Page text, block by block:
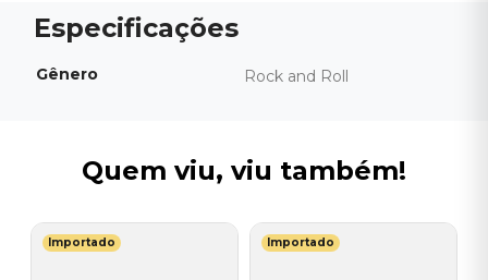
Gênero Rock and Roll
Quem viu, viu também!
Importado Importado